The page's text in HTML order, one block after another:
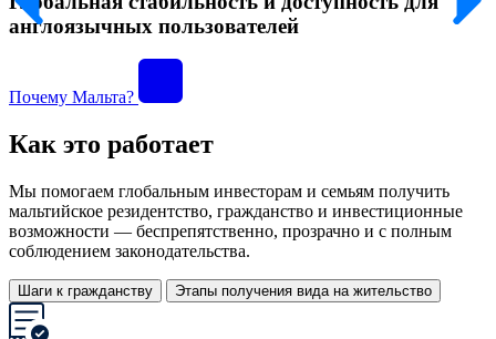
англоязычных пользователей
Почему Мальта?
Как это работает
Мы помогаем глобальным инвесторам и семьям получить
мальтийское резидентство, гражданство и инвестиционные
возможности — беспрепятственно, прозрачно и с полным
соблюдением законодательства.
Шаги к гражданству Этапы получения вида на жительство